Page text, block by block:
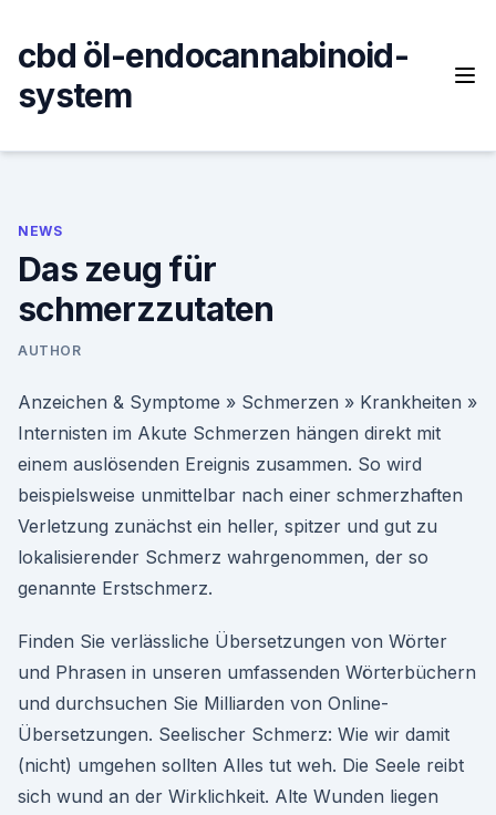
content
cbd öl-endocannabinoid-
system
NEWS
Das zeug für
schmerzzutaten
AUTHOR
Anzeichen & Symptome » Schmerzen » Krankheiten »
Internisten im Akute Schmerzen hängen direkt mit
einem auslösenden Ereignis zusammen. So wird
beispielsweise unmittelbar nach einer schmerzhaften
Verletzung zunächst ein heller, spitzer und gut zu
lokalisierender Schmerz wahrgenommen, der so
genannte Erstschmerz.
Finden Sie verlässliche Übersetzungen von Wörter
und Phrasen in unseren umfassenden Wörterbüchern
und durchsuchen Sie Milliarden von Online-
Übersetzungen. Seelischer Schmerz: Wie wir damit
(nicht) umgehen sollten Alles tut weh. Die Seele reibt
sich wund an der Wirklichkeit. Alte Wunden liegen